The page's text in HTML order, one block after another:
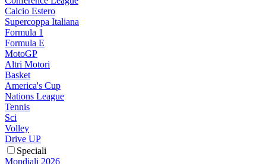
Calcio Estero
Supercoppa Italiana
Formula 1
Formula E
MotoGP
Altri Motori
Basket
America's Cup
Nations League
Tennis
Sci
Volley
Drive UP
Speciali
Mondiali 2026